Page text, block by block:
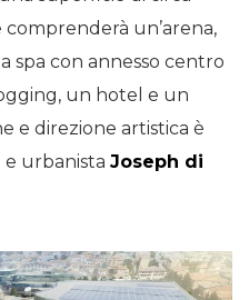
un’arena,
spa con annesso centro
un hotel e un
e direzione artistica è
urbanista Joseph di